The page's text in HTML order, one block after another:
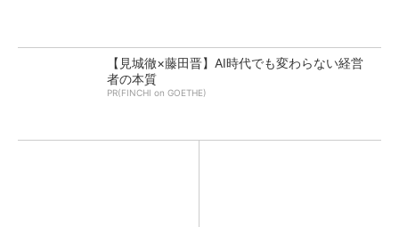
【見城徹×藤田晋】AI時代でも変わらない経営
者の本質
PR(FINCHI on GOETHE)